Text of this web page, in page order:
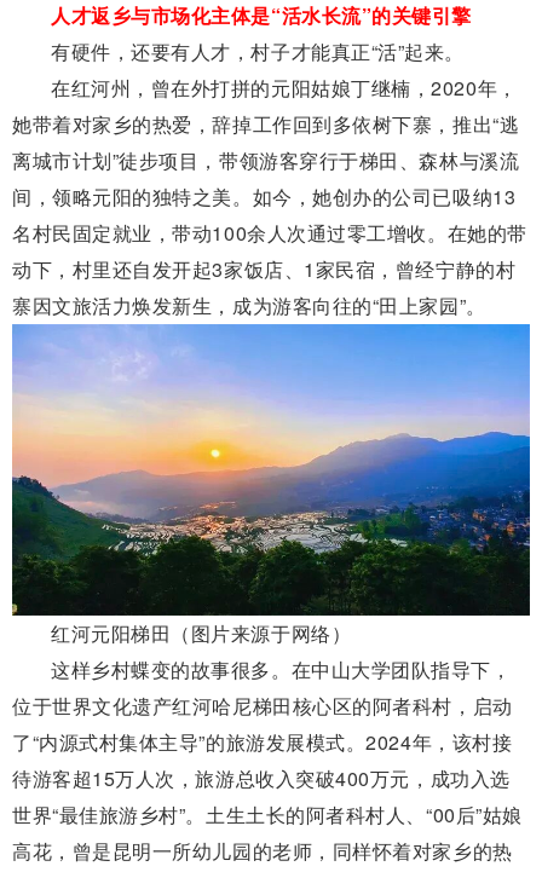
人才返乡与市场化主体是“活水长流”的关键引擎
有硬件，还要有人才，村子才能真正“活”起来。
在红河州，曾在外打拼的元阳姑娘丁继楠，2020年，
她带着对家乡的热爱，辞掉工作回到多依树下寨，推出“逃
离城市计划”徒步项目，带领游客穿行于梯田、森林与溪流
间，领略元阳的独特之美。如今，她创办的公司已吸纳13
名村民固定就业，带动100余人次通过零工增收。在她的带
动下，村里还自发开起3家饭店、1家民宿，曾经宁静的村
寨因文旅活力焕发新生，成为游客向往的“田上家园”。
红河元阳梯田（图片来源于网络）
这样乡村蝶变的故事很多。在中山大学团队指导下，
位于世界文化遗产红河哈尼梯田核心区的阿者科村，启动
了“内源式村集体主导”的旅游发展模式。2024年，该村接
待游客超15万人次，旅游总收入突破400万元，成功入选
世界“最佳旅游乡村”。土生土长的阿者科村人、“00后”姑娘
高花，曾是昆明一所幼儿园的老师，同样怀着对家乡的热